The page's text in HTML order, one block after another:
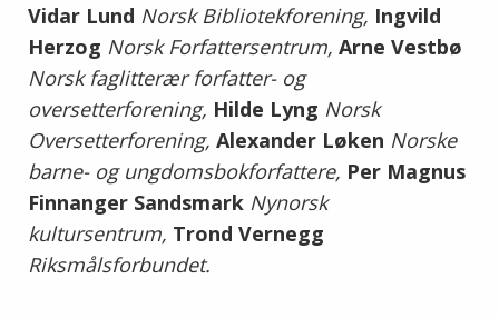
Vidar Lund Norsk Bibliotekforening, Ingvild
Herzog Norsk Forfattersentrum, Arne Vestbø
Norsk faglitterær forfatter- og
oversetterforening, Hilde Lyng Norsk
Oversetterforening, Alexander Løken Norske
barne- og ungdomsbokforfattere, Per Magnus
Finnanger Sandsmark Nynorsk
kultursentrum, Trond Vernegg
Riksmålsforbundet.